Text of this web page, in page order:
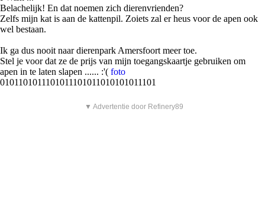
Belachelijk! En dat noemen zich dierenvrienden?
Zelfs mijn kat is aan de kattenpil. Zoiets zal er heus voor de apen ook
wel bestaan.
Ik ga dus nooit naar dierenpark Amersfoort meer toe.
Stel je voor dat ze de prijs van mijn toegangskaartje gebruiken om
apen in te laten slapen ...... :'( foto
0101101011101011101011010101011101
▼ Advertentie door Refinery89